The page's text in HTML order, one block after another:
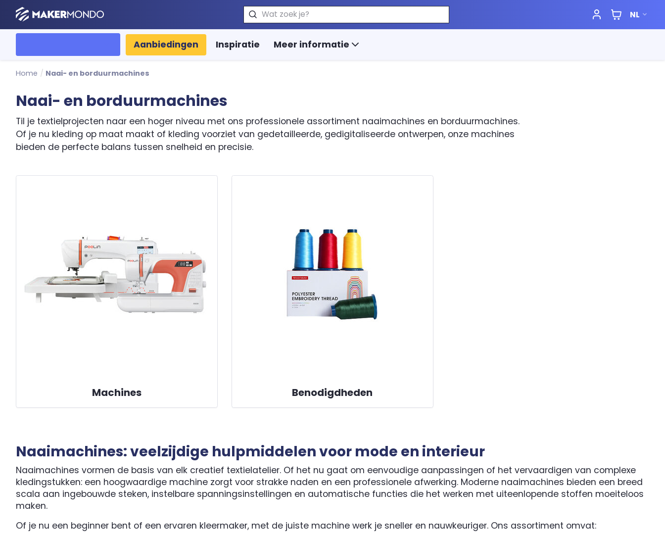
MakerMondo Zoeken
NL
Aanbiedingen Inspiratie Meer informatie
Home / Naai- en borduurmachines
Naai- en borduurmachines
Til je textielprojecten naar een hoger niveau met ons professionele assortiment naaimachines en borduurmachines.
Of je nu kleding op maat maakt of kleding voorziet van gedetailleerde, gedigitaliseerde ontwerpen, onze machines
bieden de perfecte balans tussen snelheid en precisie.
Machines Benodigdheden
Naaimachines: veelzijdige hulpmiddelen voor mode en interieur
Naaimachines vormen de basis van elk creatief textielatelier. Of het nu gaat om eenvoudige aanpassingen of het vervaardigen van complexe
kledingstukken: een hoogwaardige machine zorgt voor strakke naden en een professionele afwerking. Moderne naaimachines bieden een breed
scala aan ingebouwde steken, instelbare spanningsinstellingen en automatische functies die het werken met uiteenlopende stoffen moeiteloos
maken.
Of je nu een beginner bent of een ervaren kleermaker, met de juiste machine werk je sneller en nauwkeuriger. Ons assortiment omvat: